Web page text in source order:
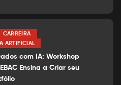
CARREIRA
ARTIFICIAL
com IA: Workshop
Ensina a Criar seu